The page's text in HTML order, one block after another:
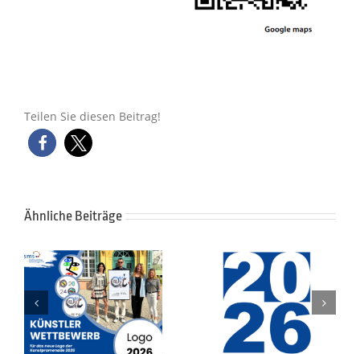
Teilen Sie diesen Beitrag!
Ähnliche Beiträge
Termine 2026 im
Überblick
Le Marché Gourmand –
Französischer Markt in
Schwetzingen